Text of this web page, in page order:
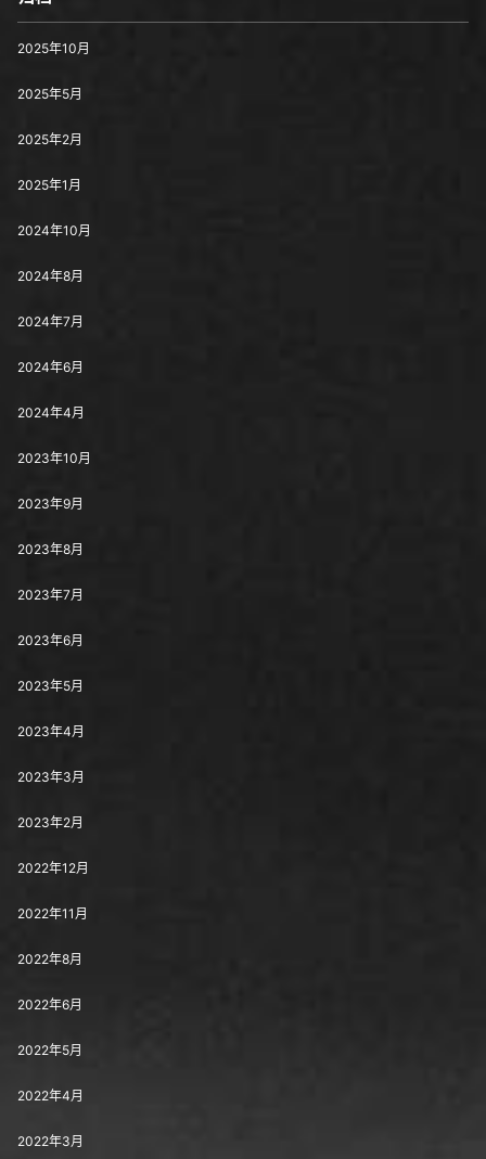
2025年10月
2025年5月
2025年2月
2025年1月
2024年10月
2024年8月
2024年7月
2024年6月
2024年4月
2023年10月
2023年9月
2023年8月
2023年7月
2023年6月
2023年5月
2023年4月
2023年3月
2023年2月
2022年12月
2022年11月
2022年8月
2022年6月
2022年5月
2022年4月
2022年3月